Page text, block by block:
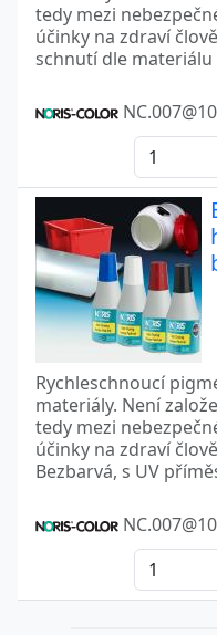
tedy mezi
účinky na zdraví
schnutí dle materiálu
Rychleschnoucí
materiály. Není
tedy mezi
účinky na zdraví
Bezbarvá, s UV